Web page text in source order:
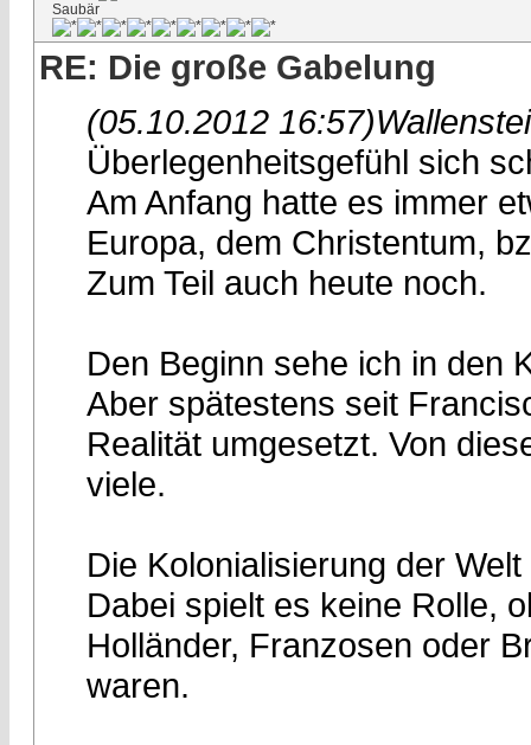
Saubär
RE: Die große Gabelung
(05.10.2012 16:57)
Überlegenheitsgefühl sich
Am Anfang hatte es immer
Europa, dem Christentum,
Zum Teil auch heute noch.
Den Beginn sehe ich in den
Aber spätestens seit
Realität umgesetzt. Von
viele.
Die Kolonialisierung der
Dabei spielt es keine Rolle,
Holländer, Franzosen oder
waren.